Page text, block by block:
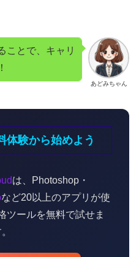
あどみちゃん
ことで、キャリ
体験から始めよう
は、Photoshop・
など20以上のアプリが使
ツールを無料で試せま